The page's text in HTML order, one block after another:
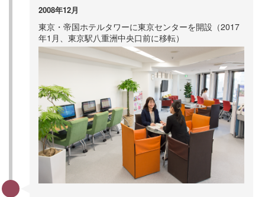
2008年12月
東京・帝国ホテルタワーに東京センターを開設（2017
年1月、東京駅八重洲中央口前に移転）